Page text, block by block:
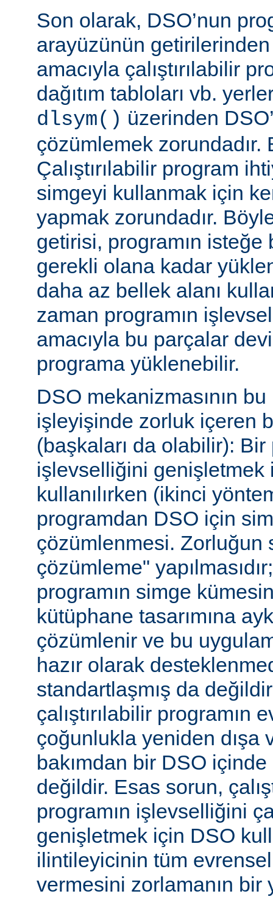
Son olarak, DSO’nun
arayüzünün
amacıyla çalıştırılabilir
dağıtım tabloları vb.
dlsym() üzerinden
çözümlemek
Çalıştırılabilir program
simgeyi kullanmak için
yapmak zorundadır.
getirisi, programın isteğe
gerekli olana kadar
daha az bellek alanı
zaman programın
amacıyla bu parçalar
programa yüklenebilir.
DSO mekanizmasının
işleyişinde zorluk içeren
(başkaları da olabilir): Bir
işlevselliğini genişletmek
kullanılırken (ikinci
programdan DSO için
çözümlenmesi. Zorluğun
çözümleme"
programın simge
kütüphane tasarımına
çözümlenir ve bu
hazır olarak
standartlaşmış da
çalıştırılabilir programın
çoğunlukla yeniden dışa
bakımdan bir DSO
değildir. Esas sorun,
programın işlevselliğini
genişletmek için DSO
ilintileyicinin tüm
vermesini zorlamanın bir